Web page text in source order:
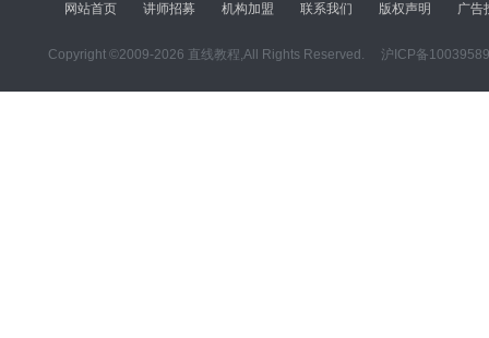
网站首页 讲师招募 机构加盟 联系我们 版权声明 广告
Copyright ©2009-2026 直线教程,All Rights Reserved. 沪ICP备